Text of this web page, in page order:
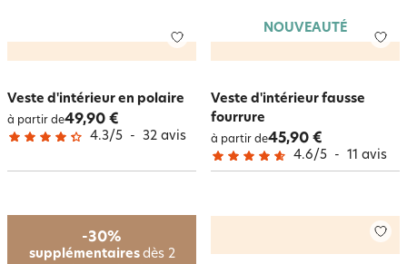
Veste d'intérieur en polaire
à partir de49,90 €
4.3/5 - 32 avis
NOUVEAUTÉ
Veste d'intérieur fausse
fourrure
à partir de45,90 €
4.6/5 - 11 avis
-30%
supplémentaires dès 2